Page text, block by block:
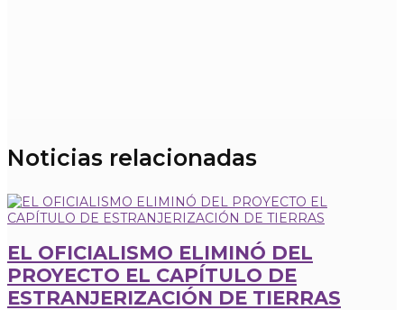
Noticias relacionadas
EL OFICIALISMO ELIMINÓ DEL
PROYECTO EL CAPÍTULO DE
ESTRANJERIZACIÓN DE TIERRAS